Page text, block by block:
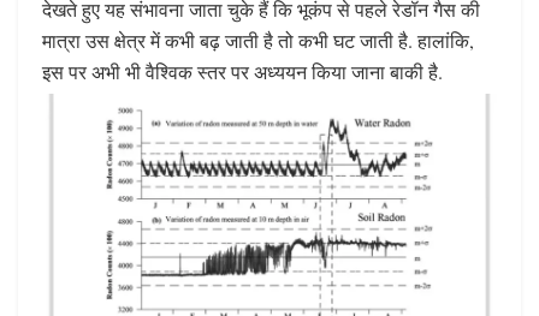
देखते हुए यह संभावना जाता चुके हैं कि भूकंप से पहले रेडॉन गैस की
मात्रा उस क्षेत्र में कभी बढ़ जाती है तो कभी घट जाती है. हालांकि,
इस पर अभी भी वैश्विक स्तर पर अध्ययन किया जाना बाकी है.